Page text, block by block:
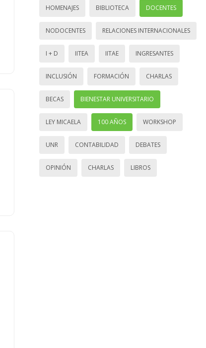
HOMENAJES BIBLIOTECA DOCENTES
NODOCENTES RELACIONES INTERNACIONALES
I + D IITEA IITAE INGRESANTES
INCLUSIÓN FORMACIÓN CHARLAS
BECAS BIENESTAR UNIVERSITARIO
LEY MICAELA 100 AÑOS WORKSHOP
UNR CONTABILIDAD DEBATES
OPINIÓN CHARLAS LIBROS